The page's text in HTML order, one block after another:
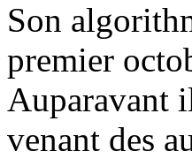
Son
premier
Auparavant
venant des